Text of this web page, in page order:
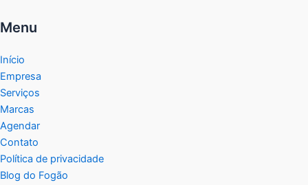
Menu
Início
Empresa
Serviços
Marcas
Agendar
Contato
Política de privacidade
Blog do Fogão